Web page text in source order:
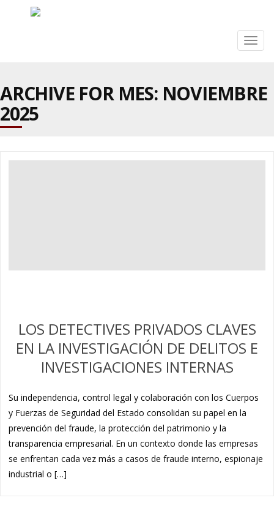
ARCHIVE FOR MES: NOVIEMBRE
2025
LOS DETECTIVES PRIVADOS CLAVES
EN LA INVESTIGACIÓN DE DELITOS E
INVESTIGACIONES INTERNAS
Su independencia, control legal y colaboración con los Cuerpos
y Fuerzas de Seguridad del Estado consolidan su papel en la
prevención del fraude, la protección del patrimonio y la
transparencia empresarial. En un contexto donde las empresas
se enfrentan cada vez más a casos de fraude interno, espionaje
industrial o […]